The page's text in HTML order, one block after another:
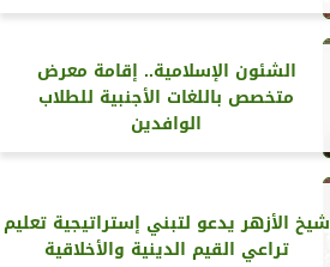
الشئون الإسلامية.. إقامة معرض
متخصص باللغات الأجنبية للطلاب
الوافدين
شيخ الأزهر يدعو لتبني إستراتيجية تعليم
تراعي القيم الدينية والأخلاقية